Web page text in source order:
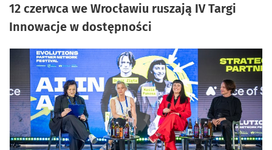
12 czerwca we Wrocławiu ruszają IV Targi
Innowacje w dostępności